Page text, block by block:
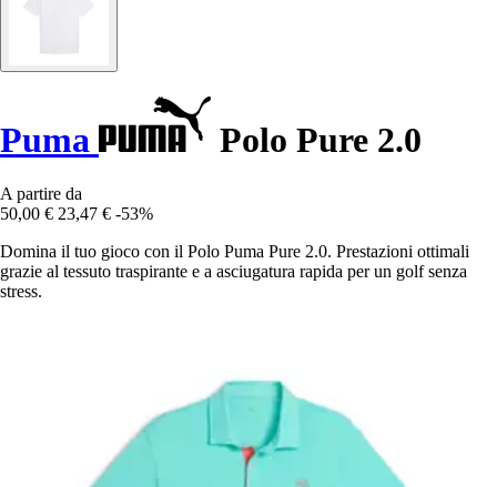
Puma Polo Pure 2.0
A partire da
50,00 € 23,47 € -53%
Domina il tuo gioco con il Polo Puma Pure 2.0. Prestazioni ottimali
grazie al tessuto traspirante e a asciugatura rapida per un golf senza
stress.